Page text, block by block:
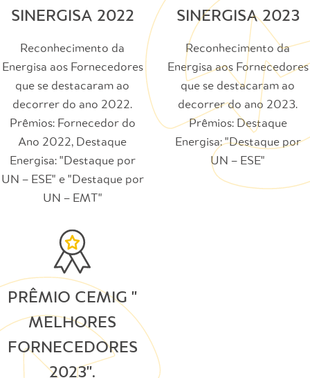
SINERGISA 2022
Reconhecimento da
Energisa aos Fornecedores
que se destacaram ao
decorrer do ano 2022.
Prêmios: Fornecedor do
Ano 2022, Destaque
Energisa: "Destaque por
UN – ESE" e "Destaque por
UN – EMT"
SINERGISA 2023
Reconhecimento da
Energisa aos Fornecedores
que se destacaram ao
decorrer do ano 2023.
Prêmios: Destaque
Energisa: "Destaque por
UN – ESE"
PRÊMIO CEMIG ''
MELHORES
FORNECEDORES
2023''.